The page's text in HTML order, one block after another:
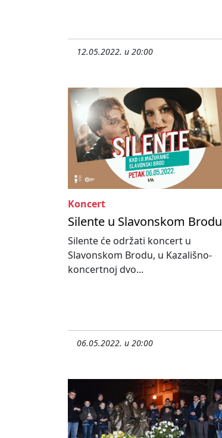
12.05.2022. u 20:00
Koncert
Silente u Slavonskom Brodu
Silente će održati koncert u
Slavonskom Brodu, u Kazališno-
koncertnoj dvo...
06.05.2022. u 20:00